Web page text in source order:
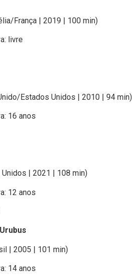
França | 2019 | 100 min)
livre
Estados Unidos | 2010 | 94 min)
16 anos
| 2021 | 108 min)
12 anos
| 2005 | 101 min)
14 anos